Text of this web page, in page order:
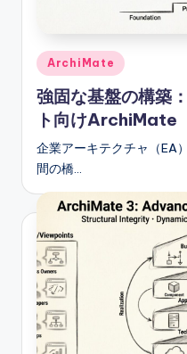
Posted
in
ArchiMate
強固な基盤の構築
ト向けArchiMate
企業アーキテクチャ（EA
間の橋…